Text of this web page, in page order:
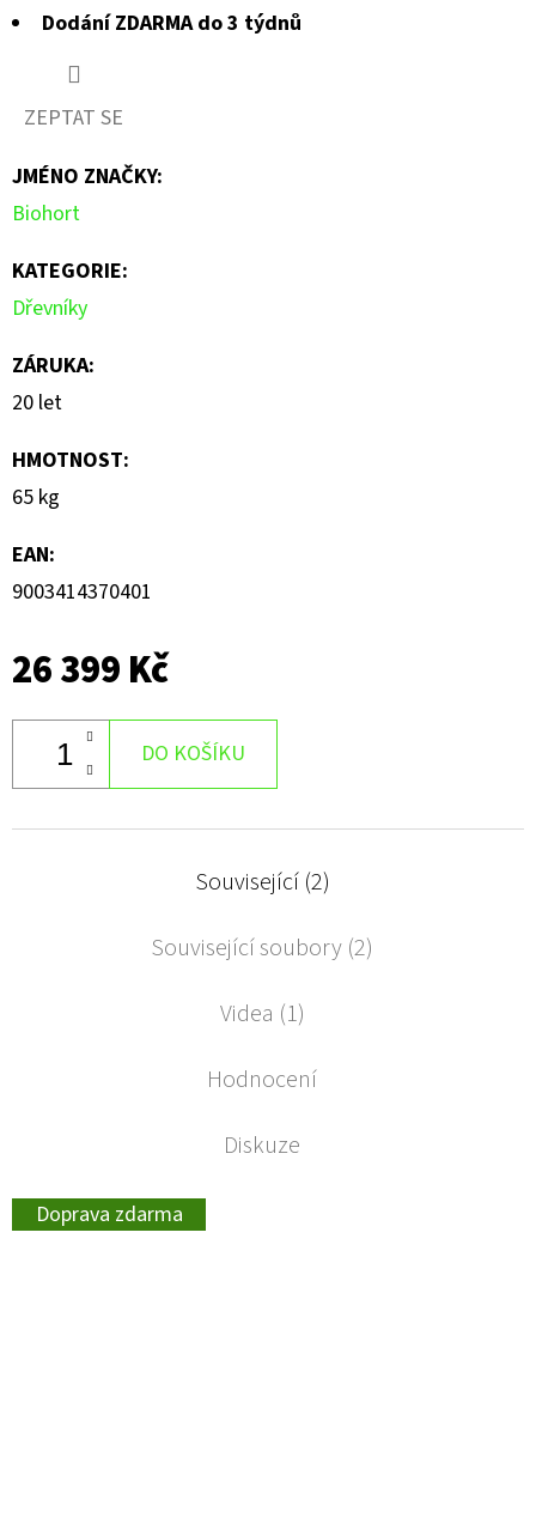
Dodání ZDARMA do 3 týdnů
ZEPTAT SE
JMÉNO ZNAČKY:
Biohort
KATEGORIE:
Dřevníky
ZÁRUKA:
20 let
HMOTNOST:
65 kg
EAN:
9003414370401
26 399 Kč
DO KOŠÍKU
Související (2)
Související soubory (2)
Videa (1)
Hodnocení
Diskuze
Doprava zdarma